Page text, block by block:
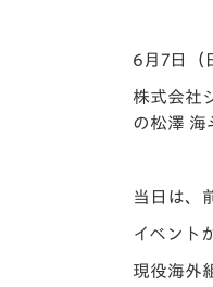
6月7日（
株式会社
の松澤 海
当日は、
イベント
現役海外